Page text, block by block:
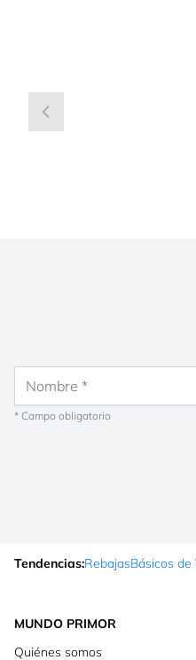
* Campo obligatorio
Tendencias:RebajasBásicos de
MUNDO PRIMOR
Quiénes somos